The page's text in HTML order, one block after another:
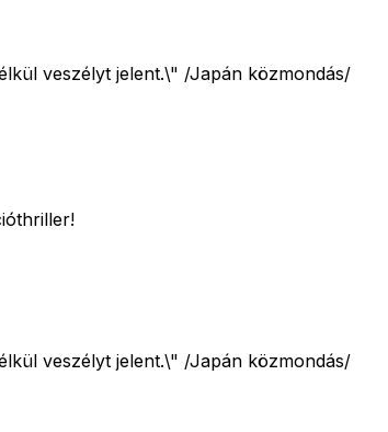
veszélyt jelent.\" /Japán közmondás/
veszélyt jelent.\" /Japán közmondás/